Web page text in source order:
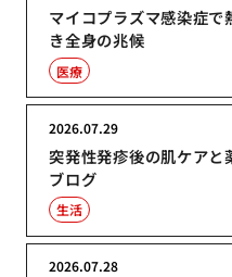
マイコプラズマ感染症
き全身の兆候
医療
突発性発疹後の肌ケア
ブログ
2026.07.29
生活
2026.07.28